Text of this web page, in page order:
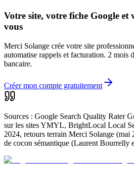
Votre site, votre fiche Google et
vous
Merci Solange crée votre site
automatise rappels et facturation. 2 mois
bancaire.
Créer mon compte gratuitement
Sources : Google Search Quality Rater
sur les sites YMYL, BrightLocal Local
2024, retours terrain Merci Solange (mai
de cocon sémantique (Laurent Bourrelly